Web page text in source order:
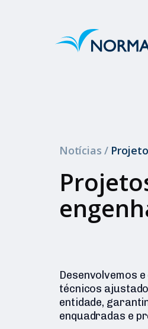
Notícias /
Desenvolvemos
técnicos
entidade,
enquadradas e